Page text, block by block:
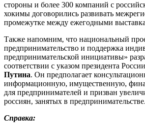
стороны и более 300 компаний с
хокимы договорились развивать
промежутке между ежегодными
Также напомним, что национальный
предпринимательство и поддержка
предпринимательской инициативы»
соответствии с указом президента России
Путина. Он предполагает
информационную, имущественную,
для предпринимателей и призван
россиян, занятых в предпринимательстве.
Справка: